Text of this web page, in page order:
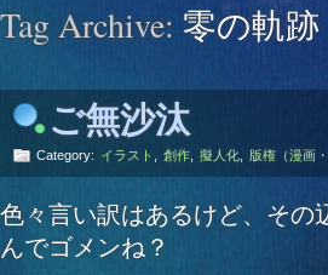
Tag Archive: 零の軌跡
ご無沙汰
Category: イラスト 創作 擬人化 版権（漫画
色々言い訳はあるけど、その
んでゴメンね？